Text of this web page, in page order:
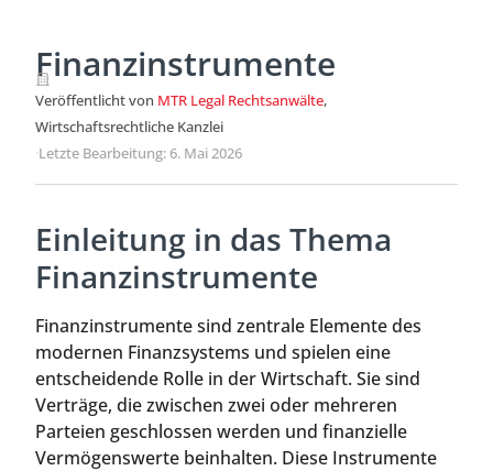
Finanzinstrumente
Veröffentlicht von MTR Legal Rechtsanwälte,
Wirtschaftsrechtliche Kanzlei
·Letzte Bearbeitung: 6. Mai 2026
Einleitung in das Thema
Finanzinstrumente
Finanzinstrumente sind zentrale Elemente des
modernen Finanzsystems und spielen eine
entscheidende Rolle in der Wirtschaft. Sie sind
Verträge, die zwischen zwei oder mehreren
Parteien geschlossen werden und finanzielle
Vermögenswerte beinhalten. Diese Instrumente